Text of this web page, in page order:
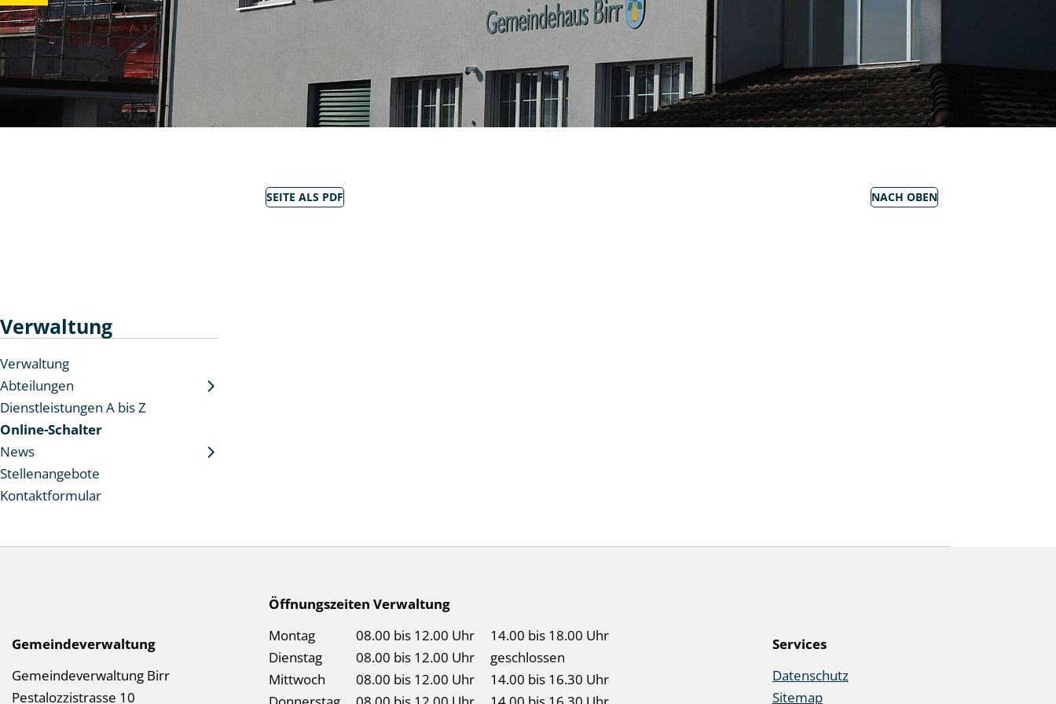
Verwaltung
Verwaltung
Abteilungen
Dienstleistungen A bis Z
Online-Schalter
News
Stellenangebote
Kontaktformular
SEITE ALS PDF NACH OBEN
Gemeindeverwaltung
Gemeindeverwaltung Birr
Pestalozzistrasse 10
Öffnungszeiten Verwaltung
Montag 08.00 bis 12.00 Uhr
14.00 bis 18.00 Uhr
Dienstag 08.00 bis 12.00 Uhr
geschlossen
Mittwoch 08.00 bis 12.00 Uhr
14.00 bis 16.30 Uhr
Services
Datenschutz
Sitemap